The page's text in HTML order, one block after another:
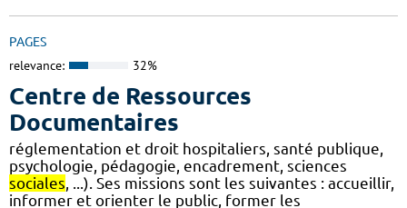
PAGES
relevance: 32%
Centre de Ressources
Documentaires
réglementation et droit hospitaliers, santé publique,
psychologie, pédagogie, encadrement, sciences
sociales , ...). Ses missions sont les suivantes : accueillir,
informer et orienter le public, former les